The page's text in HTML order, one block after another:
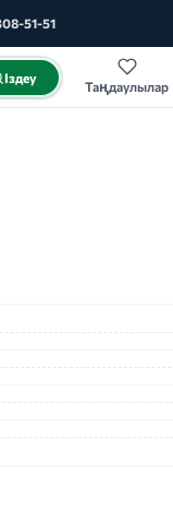
51-51
Іздеу
Таңдаулылар